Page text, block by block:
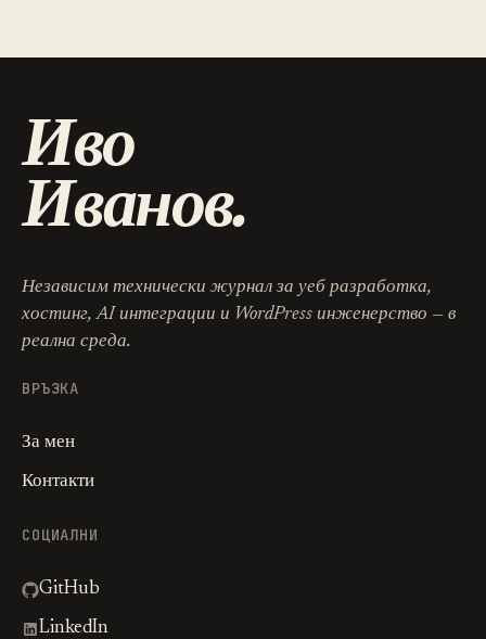
Иво
Иванов.
Независим технически журнал за уеб разработка,
хостинг, AI интеграции и WordPress инженерство — в
реална среда.
ВРЪЗКА
За мен
Контакти
СОЦИАЛНИ
GitHub
LinkedIn